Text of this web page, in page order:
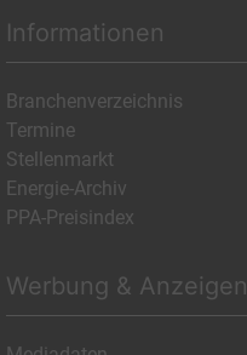
Informationen
Branchenverzeichnis
Termine
Stellenmarkt
Energie-Archiv
PPA-Preisindex
Werbung & Anzeigen